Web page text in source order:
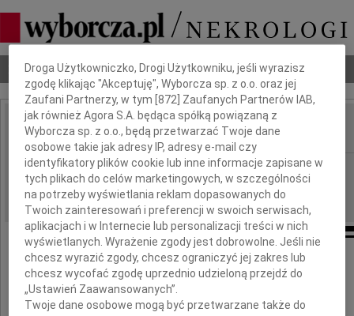
Nekrologi Odeszli Poradnik pogrzebowy
IMIĘ I NAZWISKO:
REGION: Białystok
DATA EMISJI: 22.06.2013
Wyrazy szczerego współczucia i żalu
Dbamy o Twoją prywatność
Droga Użytkowniczko, Drogi Użytkowniku, jeśli wyrazisz
zgodę klikając "Akceptuję", Wyborcza sp. z o.o. oraz jej
Zaufani Partnerzy, w tym [872 ] Zaufanych Partnerów IAB,
jak również Agora S.A. będąca spółką powiązaną z
Wyborcza sp. z o.o., będą przetwarzać Twoje dane
osobowe takie jak adresy IP, adresy e-mail czy
identyfikatory plików cookie lub inne informacje zapisane w
tych plikach do celów marketingowych, w szczególności
na potrzeby wyświetlania reklam dopasowanych do
Twoich zainteresowań i preferencji w swoich serwisach,
aplikacjach i w Internecie lub personalizacji treści w nich
wyświetlanych. Wyrażenie zgody jest dobrowolne. Jeśli nie
chcesz wyrazić zgody, chcesz ograniczyć jej zakres lub
chcesz wycofać zgodę uprzednio udzieloną przejdź do
„Ustawień Zaawansowanych”.
Twoje dane osobowe mogą być przetwarzane także do